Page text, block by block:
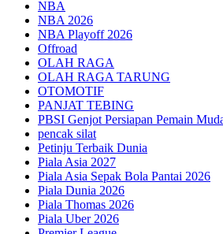
NBA
NBA 2026
NBA Playoff 2026
Offroad
OLAH RAGA
OLAH RAGA TARUNG
OTOMOTIF
PANJAT TEBING
PBSI Genjot Persiapan Pemain
pencak silat
Petinju Terbaik Dunia
Piala Asia 2027
Piala Asia Sepak Bola Pantai 2026
Piala Dunia 2026
Piala Thomas 2026
Piala Uber 2026